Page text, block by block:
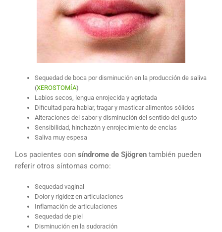
Sequedad de boca por disminución en la producción de saliva
(XEROSTOMÍA)
Labios secos, lengua enrojecida y agrietada
Dificultad para hablar, tragar y masticar alimentos sólidos
Alteraciones del sabor y disminución del sentido del gusto
Sensibilidad, hinchazón y enrojecimiento de encías
Saliva muy espesa
Los pacientes con síndrome de Sjögren también pueden
referir otros síntomas como:
Sequedad vaginal
Dolor y rigidez en articulaciones
Inflamación de articulaciones
Sequedad de piel
Disminución en la sudoración